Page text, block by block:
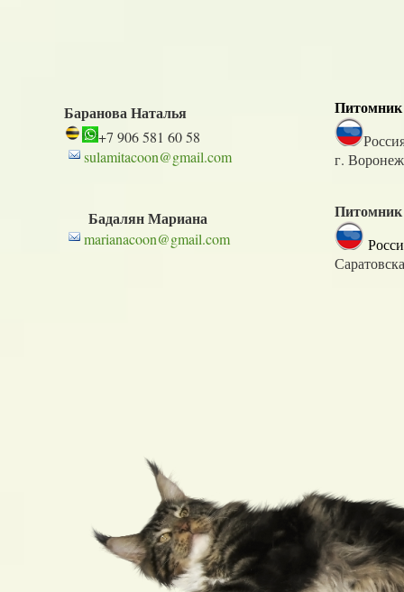
Баранова Наталья
+7 906 581 60 58
sulamitacoon@gmail.com
г. Воронеж
Бадалян Мариана
marianacoon@gmail.com